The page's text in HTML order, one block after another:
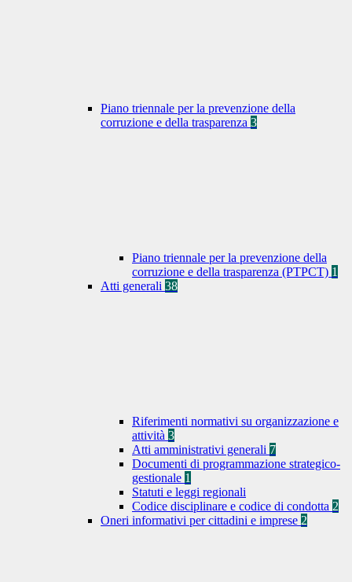
Piano triennale per la prevenzione della
corruzione e della trasparenza 3
Piano triennale per la prevenzione della
corruzione e della trasparenza (PTPCT) 1
Atti generali 38
Riferimenti normativi su organizzazione e
attività 3
Atti amministrativi generali 7
Documenti di programmazione strategico-
gestionale 1
Statuti e leggi regionali
Codice disciplinare e codice di condotta 2
Oneri informativi per cittadini e imprese 2